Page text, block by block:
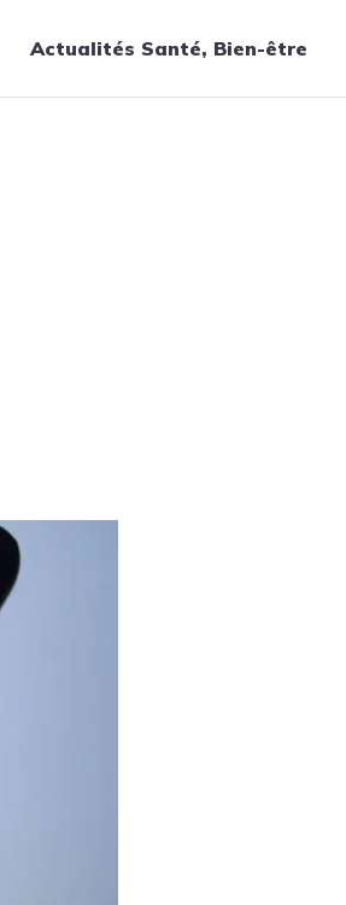
Actualités Santé, Bien-être
Tendances
Medical News in English